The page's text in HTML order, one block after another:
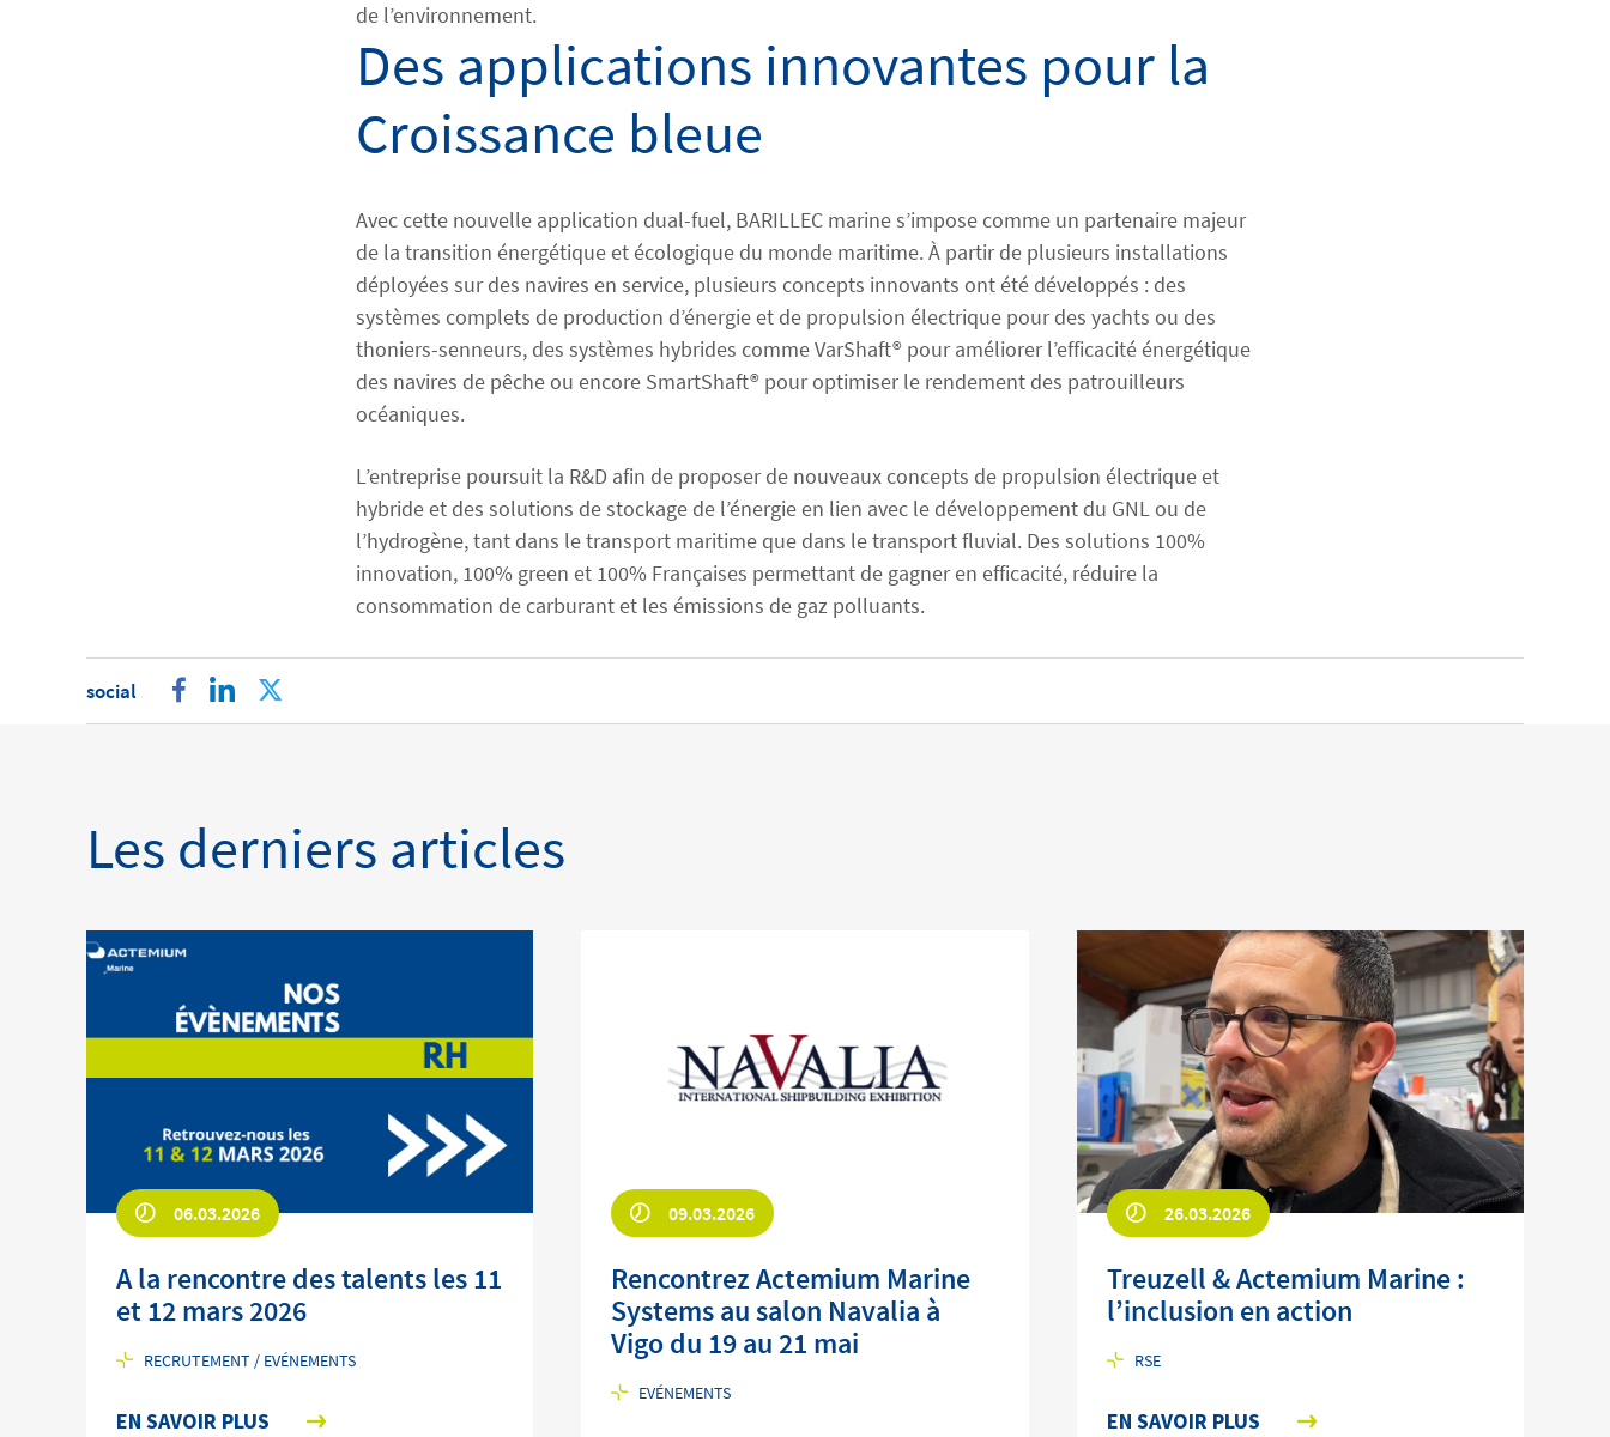
de l’environnement.
Des applications innovantes pour la
Croissance bleue
Avec cette nouvelle application dual-fuel, BARILLEC marine s’impose comme un partenaire majeur
de la transition énergétique et écologique du monde maritime. À partir de plusieurs installations
déployées sur des navires en service, plusieurs concepts innovants ont été développés : des
systèmes complets de production d’énergie et de propulsion électrique pour des yachts ou des
thoniers-senneurs, des systèmes hybrides comme VarShaft® pour améliorer l’efficacité énergétique
des navires de pêche ou encore SmartShaft® pour optimiser le rendement des patrouilleurs
océaniques.
L’entreprise poursuit la R&D afin de proposer de nouveaux concepts de propulsion électrique et
hybride et des solutions de stockage de l’énergie en lien avec le développement du GNL ou de
l’hydrogène, tant dans le transport maritime que dans le transport fluvial. Des solutions 100%
innovation, 100% green et 100% Françaises permettant de gagner en efficacité, réduire la
consommation de carburant et les émissions de gaz polluants.
social facebooklinkedin
Les derniers articles
06.03.2026
RECRUTEMENT / EVÉNEMENTS
A la rencontre des talents les 11
et 12 mars 2026
EN SAVOIR PLUS
09.03.2026
EVÉNEMENTS
Rencontrez Actemium Marine
Systems au salon Navalia à
Vigo du 19 au 21 mai
26.03.2026
RSE
Treuzell & Actemium Marine :
l’inclusion en action
EN SAVOIR PLUS